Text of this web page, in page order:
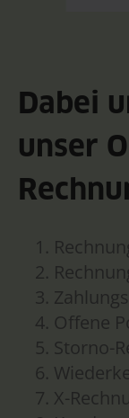
Dabei
unser
Offene
Storno-
X-